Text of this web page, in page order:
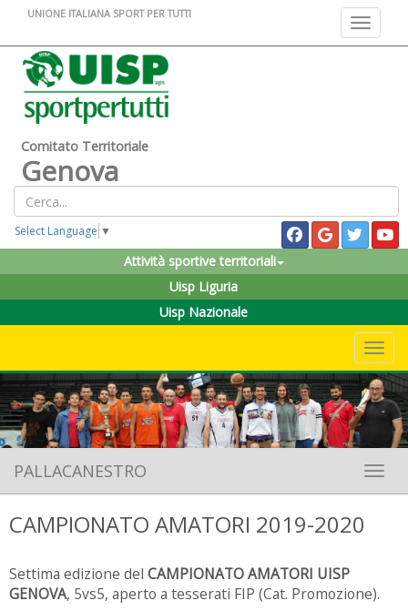
Toggle
UNIONE ITALIANA SPORT PER TUTTI
Comitato Territoriale
Genova
Select Language ▼
Attività sportive territoriali
Uisp Liguria
Uisp Nazionale
PALLACANESTRO
CAMPIONATO AMATORI 2019-2020
Settima edizione del CAMPIONATO AMATORI UISP
GENOVA, 5vs5, aperto a tesserati FIP (Cat. Promozione).